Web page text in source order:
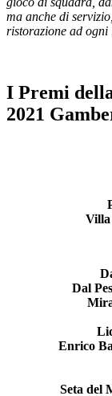
ma anche di
ristorazione ad
I Premi
2021
Dal
Enrico
Seta del